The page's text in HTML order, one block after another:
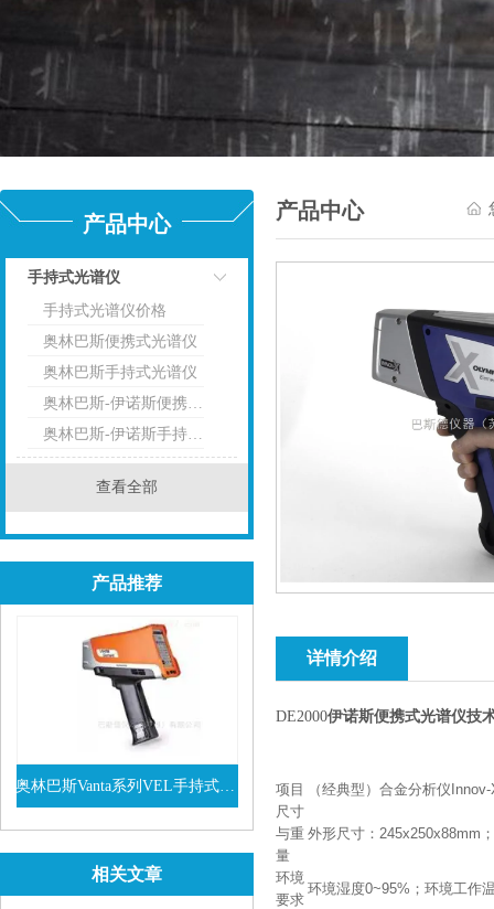
产品中心
手持式光谱仪
点击
手持式光谱仪价格
奥林巴斯便携式光谱仪
奥林巴斯手持式光谱仪
奥林巴斯-伊诺斯便携式光谱仪
奥林巴斯-伊诺斯手持式光谱仪
查看全部
产品推荐
奥林巴斯Vanta系列VEL手持式XRF光谱仪
查看详情
相关文章
产品中心
详情介绍
DE2000伊诺斯便携式光谱仪技
项目
（经典型）合金分析仪
尺寸
与重
量
外形尺寸：245x250x88mm
环境
要求
环境湿度0~95%；环境工作